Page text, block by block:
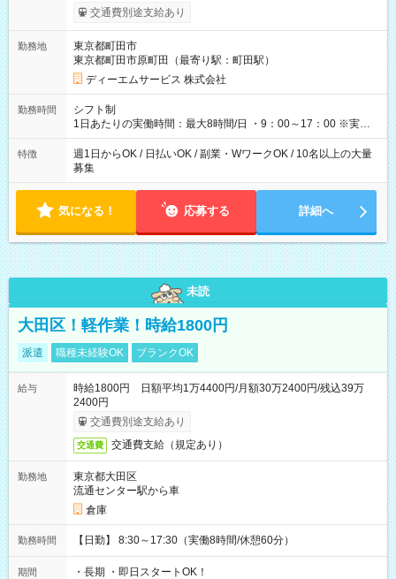
証あり ・－・－・－・－・－・－・－・－・－・－・ ★☆入社
祝金20万円★☆ ※1勤務毎に2000円ずつ支給！ ※100勤務目で合
－・－・－・－・－・ ≪給与例≫ 月22日働いた場合 月給：26
万4，000円 ＝12，000円×22日 ※別途交通費 ----- ■法定研修：
20時間×1，226円／合計24，520円支給 『お弁当』支給もあり♪
【試用期間】試用期間なし
交通費別途支給あり
勤務地
東京都町田市
東京都町田市原町田（最寄り駅：町田駅）
ディーエムサービス 株式会社
勤務時間
シフト制
1日あたりの実働時間：最大8時間/日 ・9：00～17：00 ※実働8
時間・休憩1時間 ⇒実は…16時くらいには終わっちゃうことがほ
とんどです！ ★早く勤務が終わっても日給保証あり！
特徴
週1日からOK / 日払いOK / 副業・WワークOK / 10名以上の大量
募集
気になる！ 応募する 詳細へ
未読
大田区！軽作業！時給1800円
派遣 職種未経験OK ブランクOK
給与
時給1800円 日額平均1万4400円/月額30万2400円/残込39万
2400円
交通費別途支給あり
交通費 交通費支給（規定あり）
勤務地
東京都大田区
流通センター駅から車
倉庫
勤務時間 【日勤】 8:30～17:30（実働8時間/休憩60分）
期間 ・長期 ・即日スタートOK！